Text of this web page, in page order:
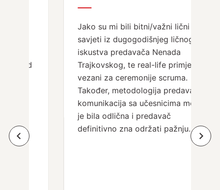
Jako su mi bili bitni/važni lični
savjeti iz dugogodišnjeg ličnog
iskustva predavača Nenada
Trajkovskog, te real-life primjeri
vezani za ceremonije scruma.
Također, metodologija predavača i
komunikacija sa učesnicima modula
je bila odlična i predavač
definitivno zna održati pažnju.